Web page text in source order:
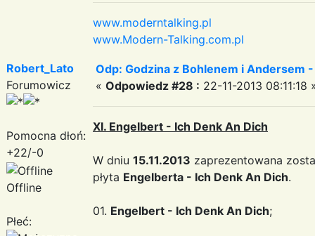
www.moderntalking.pl
www.Modern-Talking.com.pl
Robert_Lato
Forumowicz
Pomocna dłoń:
+22/-0
Offline
Płeć:
Odp: Godzina z Bohlenem i Andersem
« Odpowiedz #28 : 22-11-2013 08:11:18
XI. Engelbert - Ich Denk An Dich
W dniu 15.11.2013 zaprezentowana
płyta Engelberta - Ich Denk An Dich.
01. Engelbert - Ich Denk An Dich;